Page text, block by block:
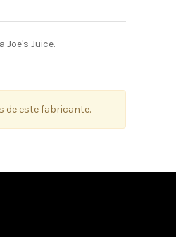
Joe's Juice.
de este fabricante.